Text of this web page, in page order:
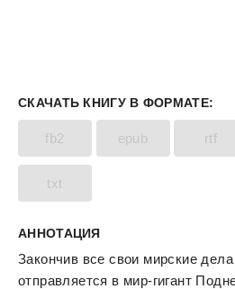
СКАЧАТЬ КНИГУ В ФОРМАТЕ:
fb2 epub rtf
txt
АННОТАЦИЯ
Закончив все свои мирские
отправляется в мир-гигант